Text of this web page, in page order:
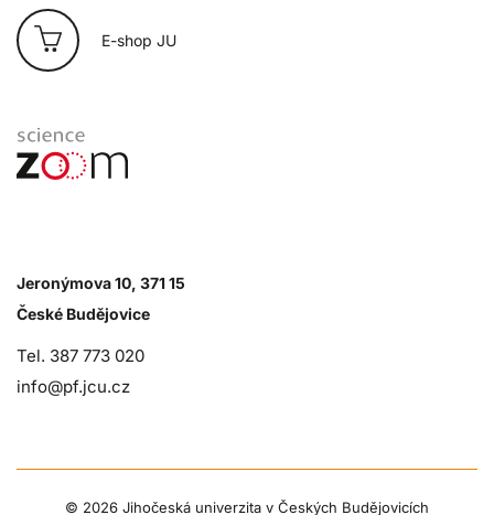
E-shop JU
Jeronýmova 10, 371 15
České Budějovice
Tel. 387 773 020
info@pf.jcu.cz
© 2026 Jihočeská univerzita v Českých Budějovicích